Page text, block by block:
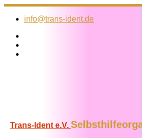
Zum
Inhalt
info@trans-ident.de
Trans-Ident e.V.